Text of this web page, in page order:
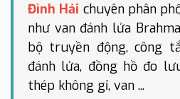
Đình Hải chuyên phân
như van đánh lửa
bộ truyền động, công
đánh lửa, đồng hồ đo
thép không gỉ, van ...